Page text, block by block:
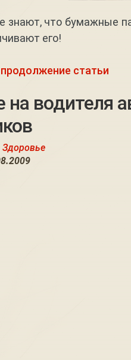
знают, что бумажные
его!
статьи
на водителя
Здоровье